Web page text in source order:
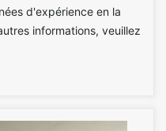
d'expérience en la
informations, veuillez